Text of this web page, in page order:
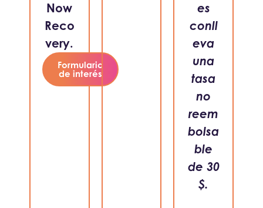
Now
Reco
very.
Formulario
de interés
es
conll
eva
una
tasa
no
reem
bolsa
ble
de 30
$.